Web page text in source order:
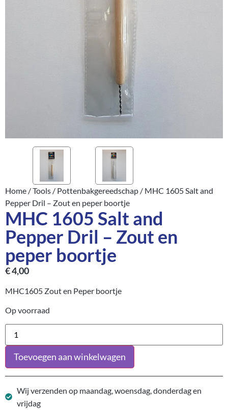
Home /Tools / Pottenbakgereedschap / MHC 1605 Salt and
Pepper Dril – Zout en peper boortje
MHC 1605 Salt and
Pepper Dril – Zout en
peper boortje
€4,00
MHC1605 Zout en Peper boortje
Op voorraad
Toevoegen aan winkelwagen
Wij verzenden op maandag, woensdag, donderdag en
vrijdag